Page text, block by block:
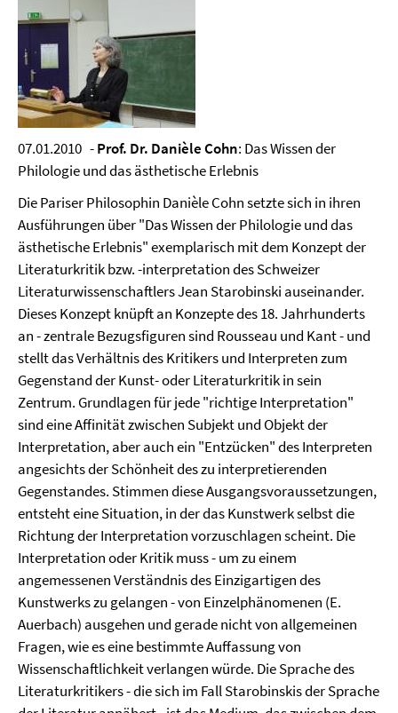
07.01.2010 -Prof. Dr. Danièle Cohn: Das Wissen der
Philologie und das ästhetische Erlebnis
Die Pariser Philosophin Danièle Cohn setzte sich in ihren
Ausführungen über "Das Wissen der Philologie und das
ästhetische Erlebnis" exemplarisch mit dem Konzept der
Literaturkritik bzw. -interpretation des Schweizer
Literaturwissenschaftlers Jean Starobinski auseinander.
Dieses Konzept knüpft an Konzepte des 18. Jahrhunderts
an - zentrale Bezugsfiguren sind Rousseau und Kant - und
stellt das Verhältnis des Kritikers und Interpreten zum
Gegenstand der Kunst- oder Literaturkritik in sein
Zentrum. Grundlagen für jede "richtige Interpretation"
sind eine Affinität zwischen Subjekt und Objekt der
Interpretation, aber auch ein "Entzücken" des Interpreten
angesichts der Schönheit des zu interpretierenden
Gegenstandes. Stimmen diese Ausgangsvoraussetzungen,
entsteht eine Situation, in der das Kunstwerk selbst die
Richtung der Interpretation vorzuschlagen scheint. Die
Interpretation oder Kritik muss - um zu einem
angemessenen Verständnis des Einzigartigen des
Kunstwerks zu gelangen - von Einzelphänomenen (E.
Auerbach) ausgehen und gerade nicht von allgemeinen
Fragen, wie es eine bestimmte Auffassung von
Wissenschaftlichkeit verlangen würde. Die Sprache des
Literaturkritikers - die sich im Fall Starobinskis der Sprache